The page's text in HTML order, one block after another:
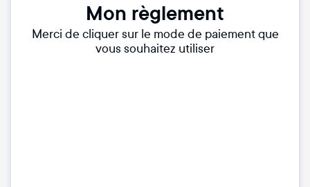
Mon règlement
Merci de cliquer sur le mode de paiement que
vous souhaitez utiliser